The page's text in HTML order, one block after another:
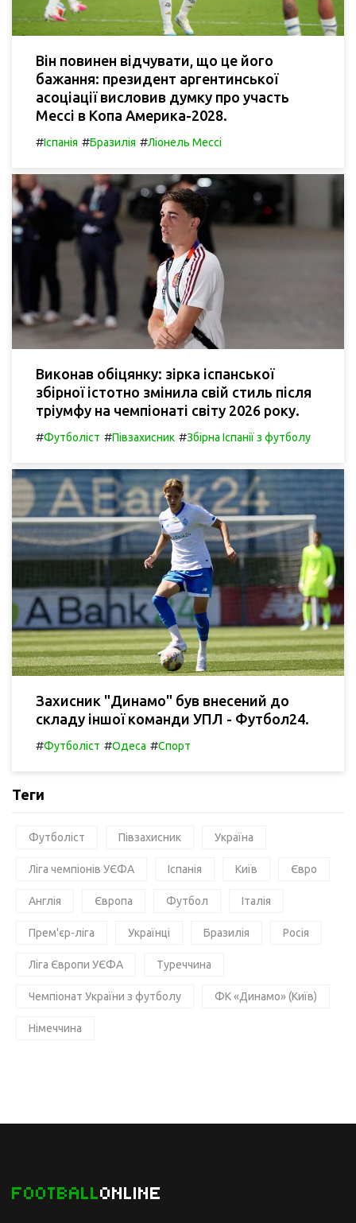
Він повинен відчувати, що це його
бажання: президент аргентинської
асоціації висловив думку про участь
Мессі в Копа Америка-2028.
#Іспанія #Бразилія #Ліонель Мессі
Виконав обіцянку: зірка іспанської
збірної істотно змінила свій стиль після
тріумфу на чемпіонаті світу 2026 року.
#Футболіст #Півзахисник #Збірна Іспанії з футболу
Захисник "Динамо" був внесений до
складу іншої команди УПЛ - Футбол24.
#Футболіст #Одеса #Спорт
Теги
Футболіст Півзахисник Україна
Ліга чемпіонів УЄФА Іспанія Київ Євро
Англія Європа Футбол Італія
Прем'єр-ліга Українці Бразилія Росія
Ліга Європи УЄФА Туреччина
Чемпіонат України з футболу ФК «Динамо» (Київ)
Німеччина
FOOTBALLONLINE